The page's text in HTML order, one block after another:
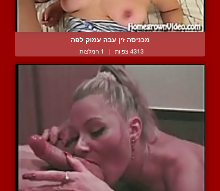
מכניסה זין עבה עמוק לפה
4313 צפיות | 1 המלצות